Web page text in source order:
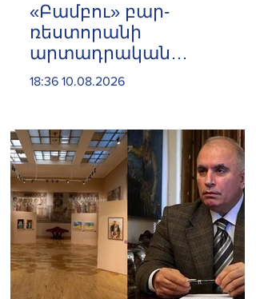
«Բամբու» բար-
ռեստորանի
արտադրական
գործունեությունը
18:36 10.08.2026